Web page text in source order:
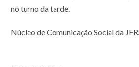
no turno da tarde.
Núcleo de Comunicação Social da